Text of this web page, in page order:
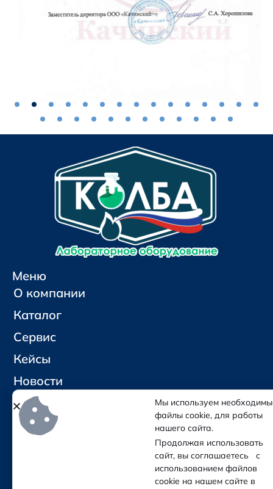
Меню
О компании
Каталог
Сервис
Кейсы
Новости
Контакты
Социальные сети и контакты
Мы используем
файлы cookie, для работы
нашего сайта.
Продолжая использовать
сайт, вы соглашаетесь с
использованием файлов
cookie на нашем сайте в